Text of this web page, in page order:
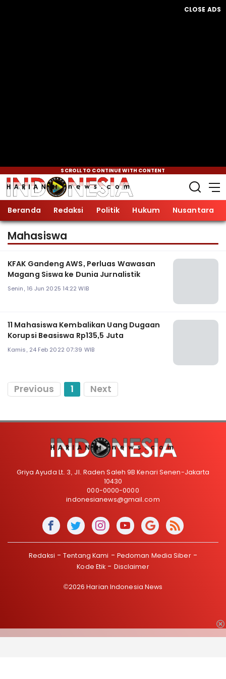
CLOSE ADS
SCROLL TO CONTINUE WITH CONTENT
Beranda Redaksi Politik Hukum Nusantara
Mahasiswa
KFAK Gandeng AWS, Perluas Wawasan
Magang Siswa ke Dunia Jurnalistik
Senin, 16 Jun 2025 14:22 WIB
11 Mahasiswa Kembalikan Uang Dugaan
Korupsi Beasiswa Rp135,5 Juta
Kamis, 24 Feb 2022 07:39 WIB
Previous 1 Next
Griya Ayuda Lt. 3, Jl. Raden Saleh 9B Kenari Senen-Jakarta
10430
000-0000-0000
indonesianews@gmail.com
Redaksi Tentang Kami
Pedoman Media Siber
Kode Etik
Disclaimer
©2026 Harian Indonesia News